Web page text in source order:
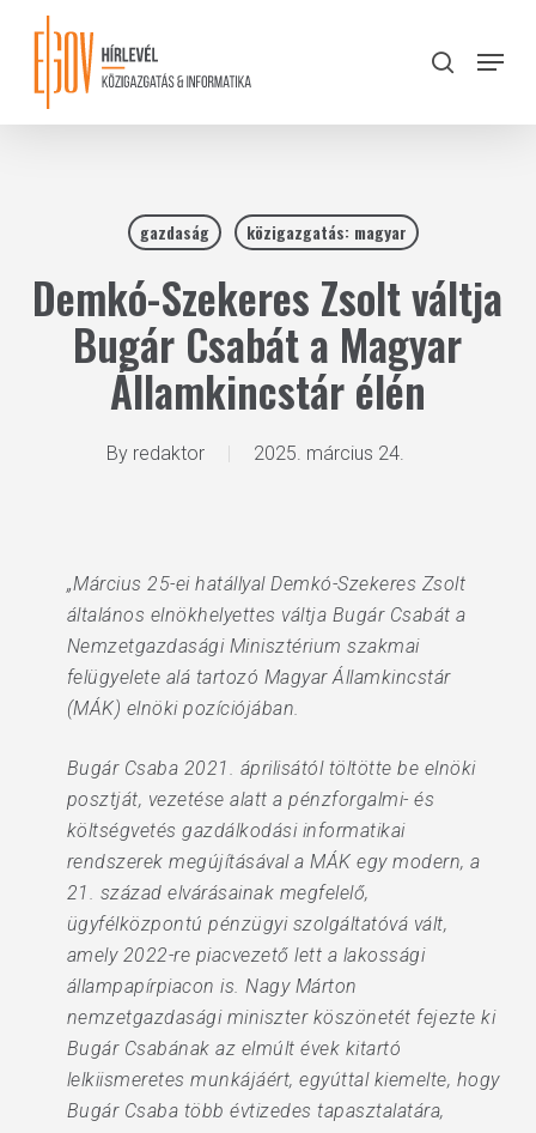
content
search
Menu
gazdaság közigazgatás: magyar
Demkó-Szekeres Zsolt váltja
Bugár Csabát a Magyar
Államkincstár élén
By redaktor 2025. március 24.
„Március 25-ei hatállyal Demkó-Szekeres Zsolt
általános elnökhelyettes váltja Bugár Csabát a
Nemzetgazdasági Minisztérium szakmai
felügyelete alá tartozó Magyar Államkincstár
(MÁK) elnöki pozíciójában.
Bugár Csaba 2021. áprilisától töltötte be elnöki
posztját, vezetése alatt a pénzforgalmi- és
költségvetés gazdálkodási informatikai
rendszerek megújításával a MÁK egy modern, a
21. század elvárásainak megfelelő,
ügyfélközpontú pénzügyi szolgáltatóvá vált,
amely 2022-re piacvezető lett a lakossági
állampapírpiacon is. Nagy Márton
nemzetgazdasági miniszter köszönetét fejezte ki
Bugár Csabának az elmúlt évek kitartó
lelkiismeretes munkájáért, egyúttal kiemelte, hogy
Bugár Csaba több évtizedes tapasztalatára,
Close